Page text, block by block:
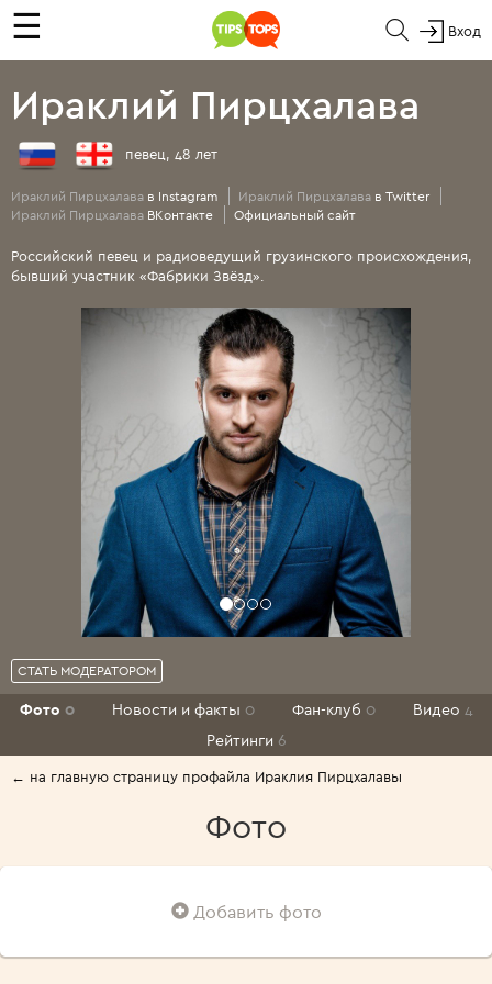
☰ Вход
Ираклий Пирцхалава
певец, 48 лет
Ираклий Пирцхалава в Instagram Ираклий Пирцхалава в Twitter
Ираклий Пирцхалава ВКонтакте Официальный сайт
Российский певец и радиоведущий грузинского происхождения,
бывший участник «Фабрики Звёзд».
СТАТЬ МОДЕРАТОРОМ
Фото 0 Новости и факты 0 Фан-клуб 0 Видео 4
Рейтинги 6
← на главную страницу профайла Ираклия Пирцхалавы
Фото
Добавить фото